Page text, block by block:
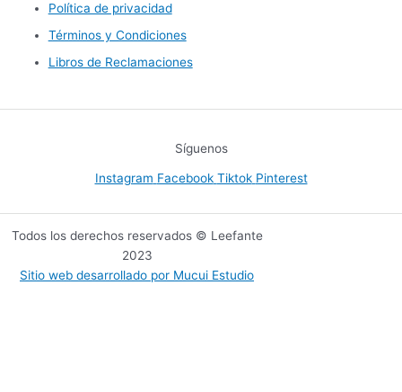
Política de privacidad
Términos y Condiciones
Libros de Reclamaciones
Síguenos
Instagram Facebook Tiktok Pinterest
Todos los derechos reservados © Leefante
2023
Sitio web desarrollado por Mucui Estudio